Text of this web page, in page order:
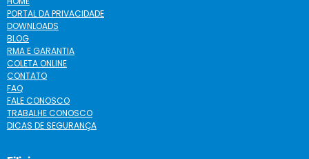
PORTAL DA PRIVACIDADE
DOWNLOADS
BLOG
RMA E GARANTIA
COLETA ONLINE
CONTATO
FAQ
FALE CONOSCO
TRABALHE CONOSCO
DICAS DE SEGURANÇA